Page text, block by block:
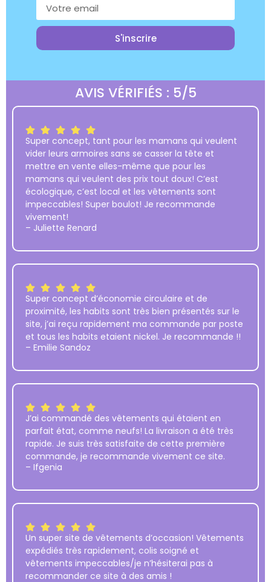
S'inscrire
AVIS VÉRIFIÉS : 5/5
Super concept, tant pour les mamans qui veulent
vider leurs armoires sans se casser la tête et
mettre en vente elles-même que pour les
mamans qui veulent des prix tout doux! C’est
écologique, c’est local et les vêtements sont
impeccables! Super boulot! Je recommande
vivement!
– Juliette Renard
Super concept d’économie circulaire et de
proximité, les habits sont très bien présentés sur le
site, j’ai reçu rapidement ma commande par poste
et tous les habits etaient nickel. Je recommande !!
– Emilie Sandoz
J’ai commandé des vêtements qui étaient en
parfait état, comme neufs! La livraison a été très
rapide. Je suis très satisfaite de cette première
commande, je recommande vivement ce site.
– Ifgenia
Un super site de vêtements d’occasion! Vêtements
expédiés très rapidement, colis soigné et
vêtements impeccables/je n’hésiterai pas à
recommander ce site à des amis !